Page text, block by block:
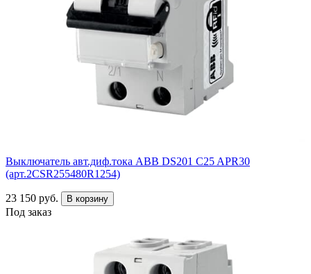
Выключатель авт.диф.тока ABB DS201 C25 APR30
(арт.2CSR255480R1254)
23 150 руб. В корзину
Под заказ